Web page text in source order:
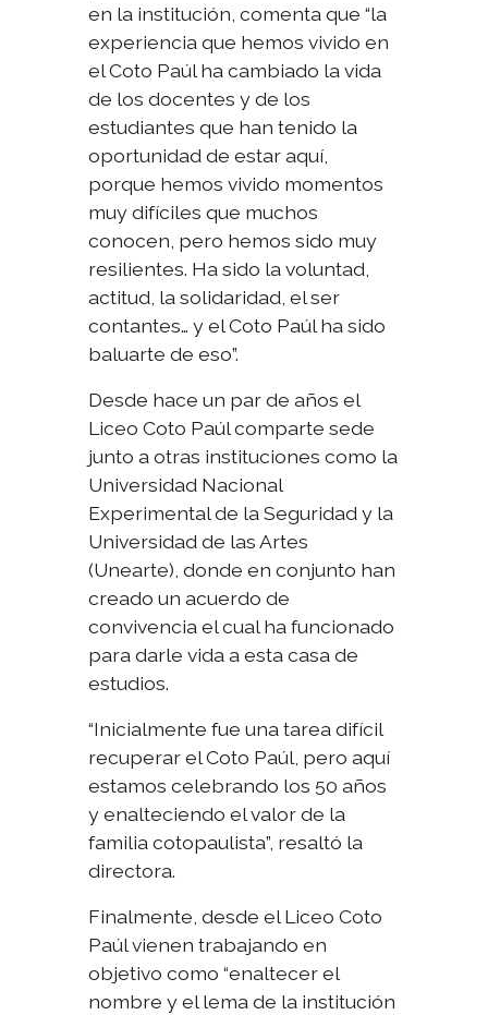
en la institución, comenta que “la
experiencia que hemos vivido en
el Coto Paúl ha cambiado la vida
de los docentes y de los
estudiantes que han tenido la
oportunidad de estar aquí,
porque hemos vivido momentos
muy difíciles que muchos
conocen, pero hemos sido muy
resilientes. Ha sido la voluntad,
actitud, la solidaridad, el ser
contantes… y el Coto Paúl ha sido
baluarte de eso”.
Desde hace un par de años el
Liceo Coto Paúl comparte sede
junto a otras instituciones como la
Universidad Nacional
Experimental de la Seguridad y la
Universidad de las Artes
(Unearte), donde en conjunto han
creado un acuerdo de
convivencia el cual ha funcionado
para darle vida a esta casa de
estudios.
“Inicialmente fue una tarea difícil
recuperar el Coto Paúl, pero aquí
estamos celebrando los 50 años
y enalteciendo el valor de la
familia cotopaulista”, resaltó la
directora.
Finalmente, desde el Liceo Coto
Paúl vienen trabajando en
objetivo como “enaltecer el
nombre y el lema de la institución